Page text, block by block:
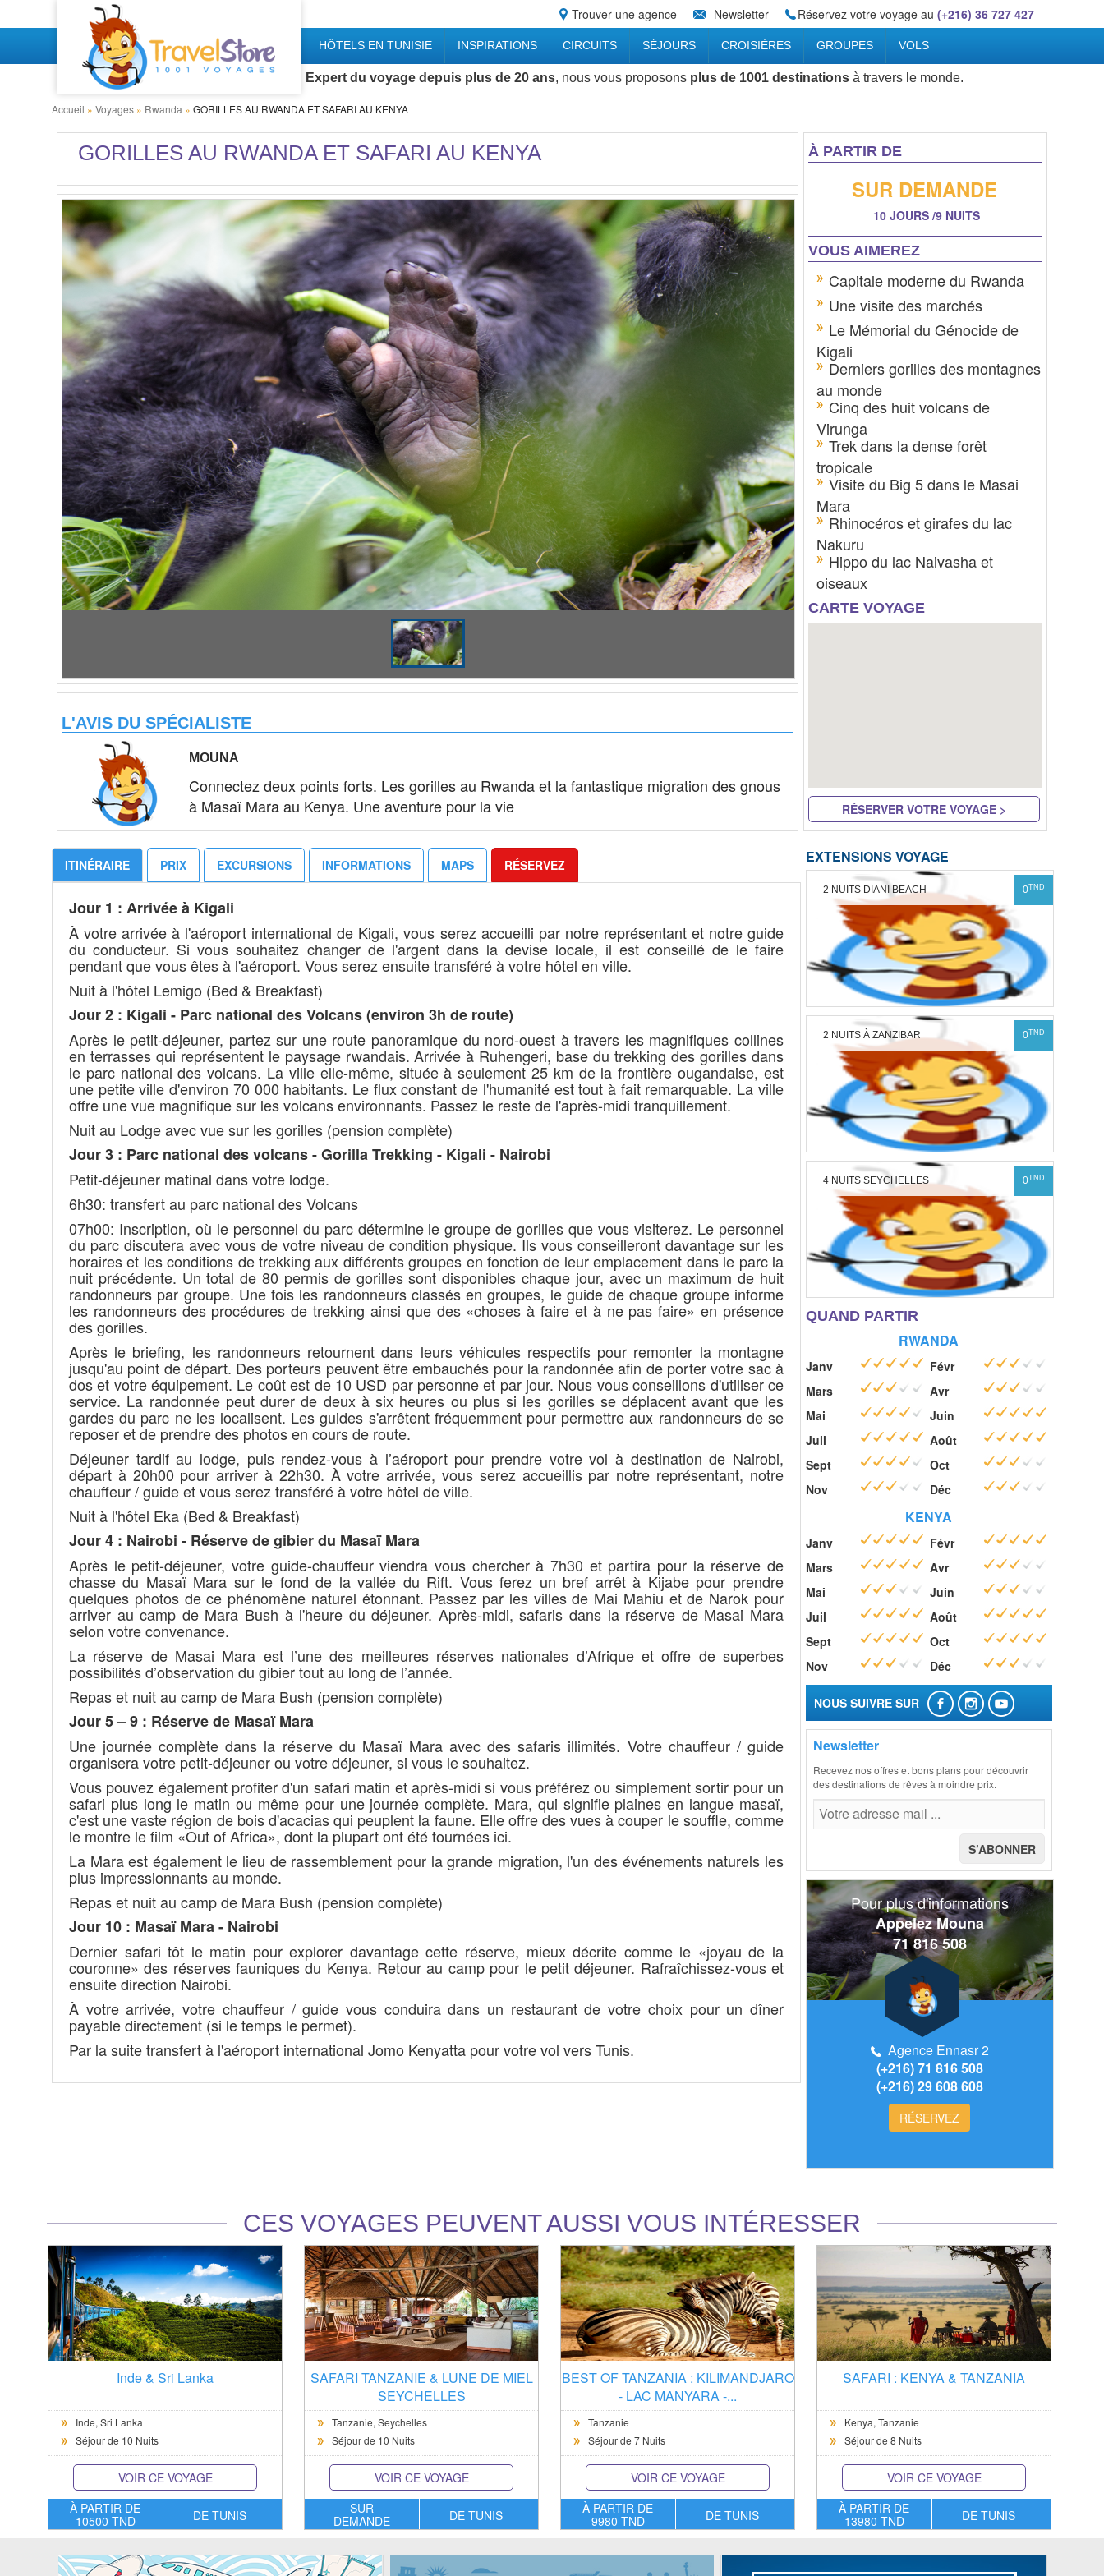
Trouver une agence Newsletter Réservez votre voyage au (+216) 36 727 427
HÔTELS EN TUNISIE INSPIRATIONS CIRCUITS SÉJOURS CROISIÈRES GROUPES VOLS
Expert du voyage depuis plus de 20 ans, nous vous proposons plus de 1001 destinations à travers le monde.
Accueil » Voyages » Rwanda » GORILLES AU RWANDA ET SAFARI AU KENYA
GORILLES AU RWANDA ET SAFARI AU KENYA
L'AVIS DU SPÉCIALISTE
MOUNA
Connectez deux points forts. Les gorilles au Rwanda et la fantastique migration des gnous
à Masaï Mara au Kenya. Une aventure pour la vie
À PARTIR DE
SUR DEMANDE
10 JOURS /9 NUITS
VOUS AIMEREZ
Capitale moderne du Rwanda
Une visite des marchés
Le Mémorial du Génocide de
Kigali
Derniers gorilles des montagnes
au monde
Cinq des huit volcans de
Virunga
Trek dans la dense forêt
tropicale
Visite du Big 5 dans le Masai
Mara
Rhinocéros et girafes du lac
Nakuru
Hippo du lac Naivasha et
oiseaux
CARTE VOYAGE
RÉSERVER VOTRE VOYAGE >
ITINÉRAIRE PRIX EXCURSIONS INFORMATIONS MAPS RÉSERVEZ
Jour 1 : Arrivée à Kigali
À votre arrivée à l'aéroport international de Kigali, vous serez accueilli par notre représentant et notre guide
du conducteur. Si vous souhaitez changer de l'argent dans la devise locale, il est conseillé de le faire
pendant que vous êtes à l'aéroport. Vous serez ensuite transféré à votre hôtel en ville.
Nuit à l'hôtel Lemigo (Bed & Breakfast)
Jour 2 : Kigali - Parc national des Volcans (environ 3h de route)
Après le petit-déjeuner, partez sur une route panoramique du nord-ouest à travers les magnifiques collines
en terrasses qui représentent le paysage rwandais. Arrivée à Ruhengeri, base du trekking des gorilles dans
le parc national des volcans. La ville elle-même, située à seulement 25 km de la frontière ougandaise, est
une petite ville d'environ 70 000 habitants. Le flux constant de l'humanité est tout à fait remarquable. La ville
offre une vue magnifique sur les volcans environnants. Passez le reste de l'après-midi tranquillement.
Nuit au Lodge avec vue sur les gorilles (pension complète)
Jour 3 : Parc national des volcans - Gorilla Trekking - Kigali - Nairobi
Petit-déjeuner matinal dans votre lodge.
6h30: transfert au parc national des Volcans
07h00: Inscription, où le personnel du parc détermine le groupe de gorilles que vous visiterez. Le personnel
du parc discutera avec vous de votre niveau de condition physique. Ils vous conseilleront davantage sur les
horaires et les conditions de trekking aux différents groupes en fonction de leur emplacement dans le parc la
nuit précédente. Un total de 80 permis de gorilles sont disponibles chaque jour, avec un maximum de huit
randonneurs par groupe. Une fois les randonneurs classés en groupes, le guide de chaque groupe informe
les randonneurs des procédures de trekking ainsi que des «choses à faire et à ne pas faire» en présence
des gorilles.
Après le briefing, les randonneurs retournent dans leurs véhicules respectifs pour remonter la montagne
jusqu'au point de départ. Des porteurs peuvent être embauchés pour la randonnée afin de porter votre sac à
dos et votre équipement. Le coût est de 10 USD par personne et par jour. Nous vous conseillons d'utiliser ce
service. La randonnée peut durer de deux à six heures ou plus si les gorilles se déplacent avant que les
gardes du parc ne les localisent. Les guides s'arrêtent fréquemment pour permettre aux randonneurs de se
reposer et de prendre des photos en cours de route.
Déjeuner tardif au lodge, puis rendez-vous à l’aéroport pour prendre votre vol à destination de Nairobi,
départ à 20h00 pour arriver à 22h30. À votre arrivée, vous serez accueillis par notre représentant, notre
chauffeur / guide et vous serez transféré à votre hôtel de ville.
Nuit à l'hôtel Eka (Bed & Breakfast)
Jour 4 : Nairobi - Réserve de gibier du Masaï Mara
Après le petit-déjeuner, votre guide-chauffeur viendra vous chercher à 7h30 et partira pour la réserve de
chasse du Masaï Mara sur le fond de la vallée du Rift. Vous ferez un bref arrêt à Kijabe pour prendre
quelques photos de ce phénomène naturel étonnant. Passez par les villes de Mai Mahiu et de Narok pour
arriver au camp de Mara Bush à l'heure du déjeuner. Après-midi, safaris dans la réserve de Masai Mara
selon votre convenance.
La réserve de Masai Mara est l’une des meilleures réserves nationales d’Afrique et offre de superbes
possibilités d’observation du gibier tout au long de l’année.
Repas et nuit au camp de Mara Bush (pension complète)
Jour 5 – 9 : Réserve de Masaï Mara
Une journée complète dans la réserve du Masaï Mara avec des safaris illimités. Votre chauffeur / guide
organisera votre petit-déjeuner ou votre déjeuner, si vous le souhaitez.
Vous pouvez également profiter d'un safari matin et après-midi si vous préférez ou simplement sortir pour un
safari plus long le matin ou même pour une journée complète. Mara, qui signifie plaines en langue masaï,
c'est une vaste région de bois d'acacias qui peuplent la faune. Elle offre des vues à couper le souffle, comme
le montre le film «Out of Africa», dont la plupart ont été tournées ici.
La Mara est également le lieu de rassemblement pour la grande migration, l'un des événements naturels les
plus impressionnants au monde.
Repas et nuit au camp de Mara Bush (pension complète)
Jour 10 : Masaï Mara - Nairobi
Dernier safari tôt le matin pour explorer davantage cette réserve, mieux décrite comme le «joyau de la
couronne» des réserves fauniques du Kenya. Retour au camp pour le petit déjeuner. Rafraîchissez-vous et
ensuite direction Nairobi.
À votre arrivée, votre chauffeur / guide vous conduira dans un restaurant de votre choix pour un dîner
payable directement (si le temps le permet).
Par la suite transfert à l'aéroport international Jomo Kenyatta pour votre vol vers Tunis.
EXTENSIONS VOYAGE
2 NUITS DIANI BEACH 0TND
2 NUITS À ZANZIBAR 0TND
4 NUITS SEYCHELLES 0TND
QUAND PARTIR
RWANDA
Janv
Févr
Mars
Avr
Mai
Juin
Juil
Août
Sept
Oct
Nov
Déc
KENYA
Janv
Févr
Mars
Avr
Mai
Juin
Juil
Août
Sept
Oct
Nov
Déc
NOUS SUIVRE SUR
Newsletter
Recevez nos offres et bons plans pour découvrir
des destinations de rêves à moindre prix.
Pour plus d'informations
Appelez Mouna
71 816 508
Agence Ennasr 2
(+216) 71 816 508
(+216) 29 608 608
RÉSERVEZ
CES VOYAGES PEUVENT AUSSI VOUS INTÉRESSER
Inde & Sri Lanka
Inde, Sri Lanka
Séjour de 10 Nuits
VOIR CE VOYAGE
À PARTIR DE
10500 TND
DE TUNIS
SAFARI TANZANIE & LUNE DE MIEL
SEYCHELLES
Tanzanie, Seychelles
Séjour de 10 Nuits
VOIR CE VOYAGE
SUR
DEMANDE
DE TUNIS
BEST OF TANZANIA : KILIMANDJARO
- LAC MANYARA -...
Tanzanie
Séjour de 7 Nuits
VOIR CE VOYAGE
À PARTIR DE
9980 TND
DE TUNIS
SAFARI : KENYA & TANZANIA
Kenya, Tanzanie
Séjour de 8 Nuits
VOIR CE VOYAGE
À PARTIR DE
13980 TND
DE TUNIS